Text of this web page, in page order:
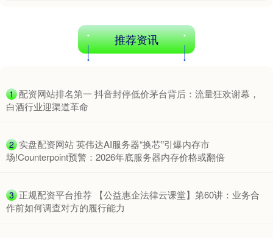
1122.88 +3.42
推荐资讯
1 ​配资网站排名第一 抖音封停低价茅台背后：流量狂欢谢幕，
白酒行业迎渠道革命
2 ​实盘配资网站 英伟达AI服务器“换芯”引爆内存市
场!Counterpoint预警：2026年底服务器内存价格或翻倍
3 ​正规配资平台推荐 【公益惠企法律云课堂】第60讲：业务合
作前如何调查对方的履行能力